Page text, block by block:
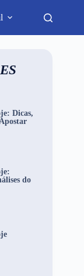
Dicas,
do